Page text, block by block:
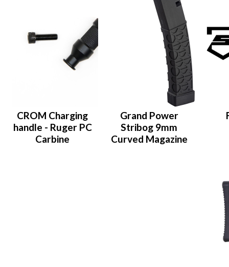
CROM Charging
handle - Ruger PC
Carbine
Grand Power
Stribog 9mm
Curved Magazine